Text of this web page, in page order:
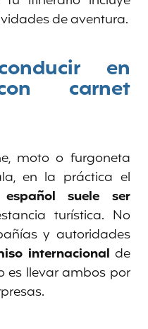
de aventura.
en
carnet
moto o furgoneta
en la práctica el
suele ser
turística. No
y autoridades
internacional de
es llevar ambos por